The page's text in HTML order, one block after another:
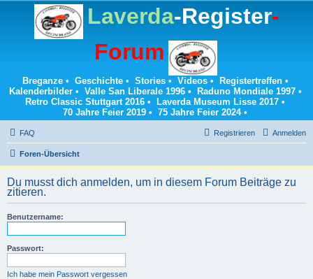
Laverda-Register-
Forum
Breganze• Geschichte• Stories• Videos• Registertreffen•
Kalenderbilder• Valle San Liberale 1996• Raduno Mondiale 1997•
Retro Classic Stuttgart 2016 • Laverda Museum Lisse 2017 •
70 Jahre Feier 2019 • 75 Jahre Feier 2024•
FAQ Anmelden
Registrieren
Foren-Übersicht
Du musst dich anmelden, um in diesem Forum Beiträge zu
zitieren.
Benutzername:
Passwort:
Ich habe mein Passwort vergessen